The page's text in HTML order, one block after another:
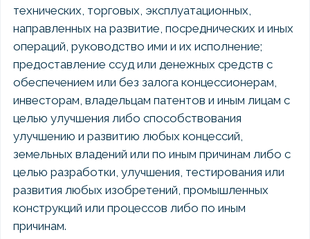
технических, торговых, эксплуатационных,
направленных на развитие, посреднических и иных
операций, руководство ими и их исполнение;
предоставление ссуд или денежных средств с
обеспечением или без залога концессионерам,
инвесторам, владельцам патентов и иным лицам с
целью улучшения либо способствования
улучшению и развитию любых концессий,
земельных владений или по иным причинам либо с
целью разработки, улучшения, тестирования или
развития любых изобретений, промышленных
конструкций или процессов либо по иным
причинам.